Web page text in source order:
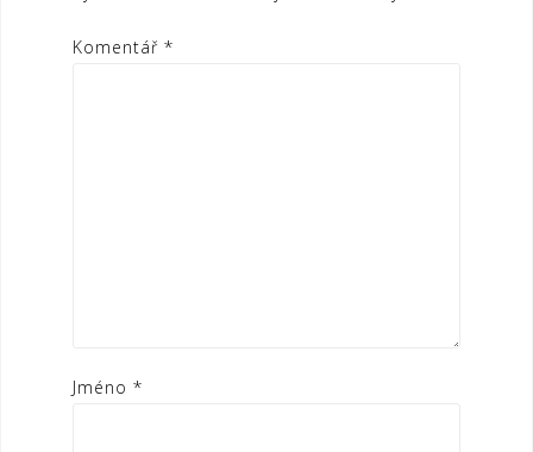
Komentář *
Jméno *